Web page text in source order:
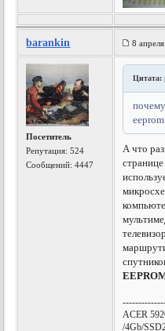
barankin 8
Посетитель
Репутация:524
Сообщений: 4447
Цитата:
А что
ACER
/4Gb/